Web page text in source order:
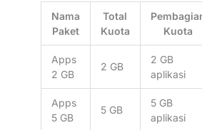
Nama
Paket
Total
Kuota
Kuota
Apps
2 GB
2 GB
2 GB
aplikasi
Apps
5 GB
5 GB
5 GB
aplikasi